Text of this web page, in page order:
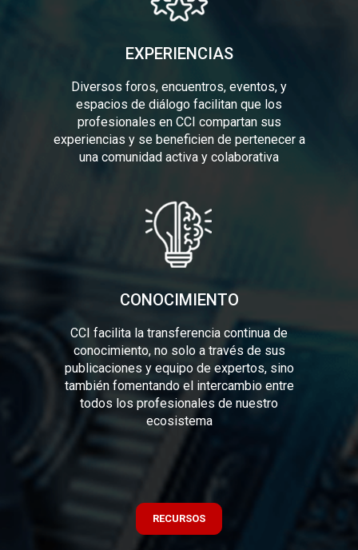
EXPERIENCIAS
Diversos foros, encuentros, eventos, y
espacios de diálogo facilitan que los
profesionales en CCI compartan sus
experiencias y se beneficien de pertenecer a
una comunidad activa y colaborativa
CONOCIMIENTO
CCI facilita la transferencia continua de
conocimiento, no solo a través de sus
publicaciones y equipo de expertos, sino
también fomentando el intercambio entre
todos los profesionales de nuestro
ecosistema
RECURSOS